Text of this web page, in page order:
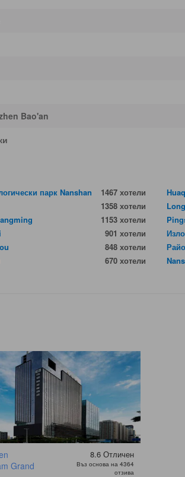
Bao'an
парк Nanshan
1467 хотели
1358 хотели
1153 хотели
901 хотели
848 хотели
670 хотели
Grand
8.6 Отличен
Въз основа на 4364
отзива